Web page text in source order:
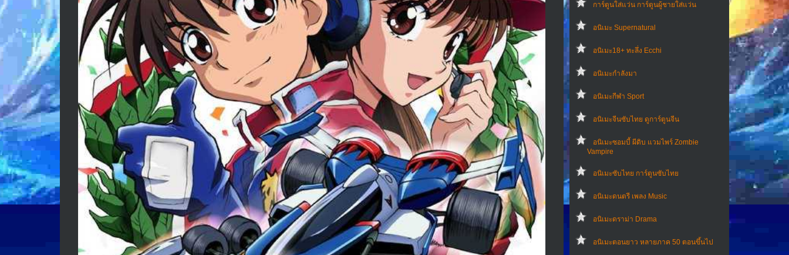
การ์ตูนใส่แว่น การ์ตูนผู้ชายใส่แว่น
อนิเมะ Supernatural
อนิเมะ18+ ทะลึ่ง Ecchi
อนิเมะกำลังมา
อนิเมะกีฬา Sport
อนิเมะจีนซับไทย ดูการ์ตูนจีน
อนิเมะซอมบี้ ผีดิบ แวมไพร์ Zombie
Vampire
อนิเมะซับไทย การ์ตูนซับไทย
อนิเมะดนตรี เพลง Music
อนิเมะดราม่า Drama
อนิเมะตอนยาว หลายภาค 50 ตอนขึ้นไป